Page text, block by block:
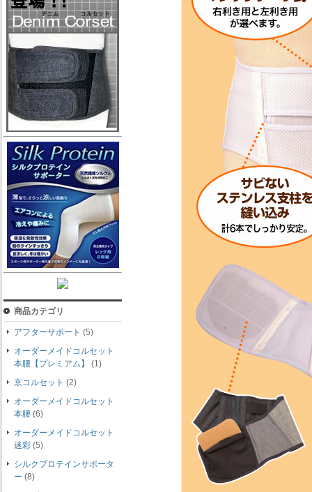
商品カテゴリ
アフターサポート (5)
オーダーメイドコルセット
本腰【プレミアム】
(1)
京コルセット (2)
オーダーメイドコルセット
本腰 (6)
オーダーメイドコルセット
迷彩 (5)
シルクプロテインサポータ
ー (8)